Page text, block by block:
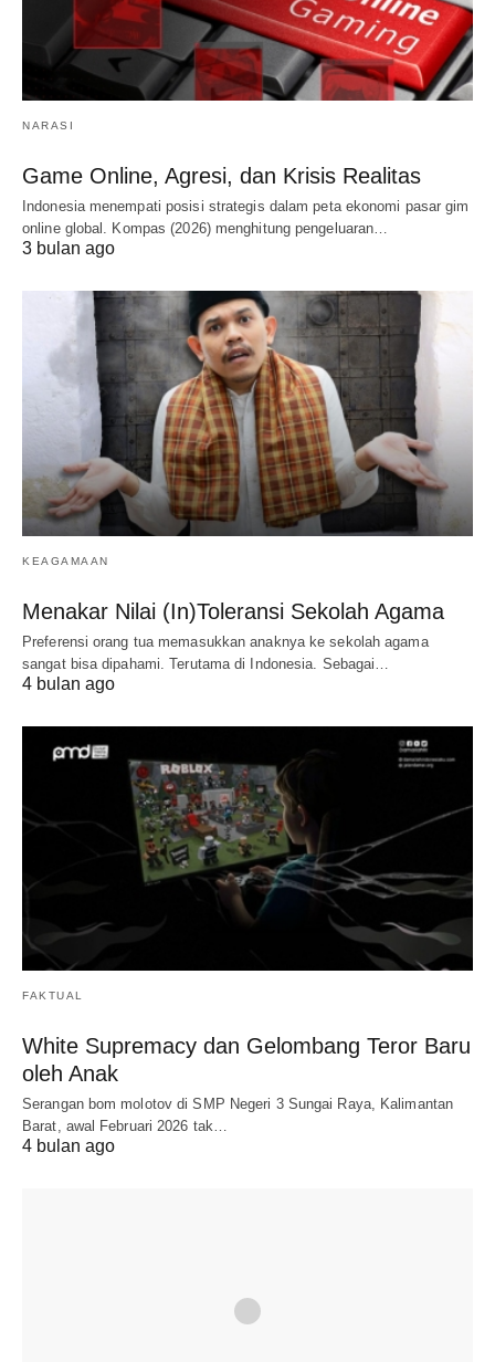
NARASI
Game Online, Agresi, dan Krisis Realitas
Indonesia menempati posisi strategis dalam peta ekonomi pasar gim
online global. Kompas (2026) menghitung pengeluaran…
3 bulan ago
KEAGAMAAN
Menakar Nilai (In)Toleransi Sekolah Agama
Preferensi orang tua memasukkan anaknya ke sekolah agama
sangat bisa dipahami. Terutama di Indonesia. Sebagai…
4 bulan ago
FAKTUAL
White Supremacy dan Gelombang Teror Baru
oleh Anak
Serangan bom molotov di SMP Negeri 3 Sungai Raya, Kalimantan
Barat, awal Februari 2026 tak…
4 bulan ago